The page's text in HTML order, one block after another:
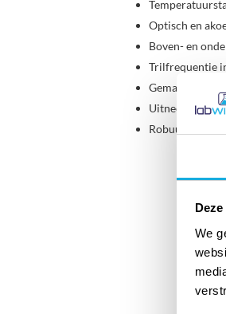
We
Optisch en
Boven- en
Trilfrequentie
Gemakkelijk te
Uitneembare
Robuuste RVS